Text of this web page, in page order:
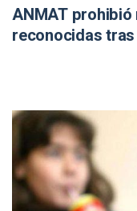
ANMAT
reconocidas